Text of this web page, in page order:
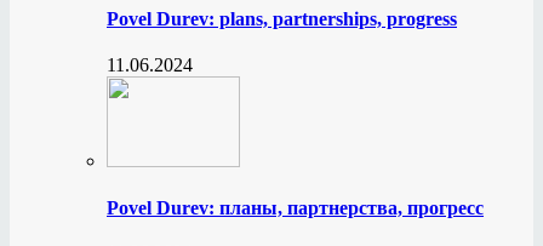
Povel Durev: plans, partnerships, progress
11.06.2024
Povel Durev: планы, партнерства, прогресс